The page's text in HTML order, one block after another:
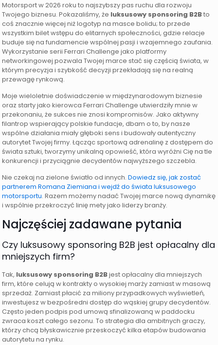
Motorsport w 2026 roku to najszybszy pas ruchu dla rozwoju
Twojego biznesu. Pokazaliśmy, że luksusowy sponsoring B2Bto
coś znacznie więcej niż logotyp na masce bolidu; to przede
wszystkim bilet wstępu do elitarnych społeczności, gdzie relacje
buduje się na fundamencie wspólnej pasji i wzajemnego zaufania.
Wykorzystanie serii Ferrari Challenge jako platformy
networkingowej pozwala Twojej marce stać się częścią świata, w
którym precyzja i szybkość decyzji przekładają się na realną
przewagę rynkową.
Moje wieloletnie doświadczenie w międzynarodowym biznesie
oraz starty jako kierowca Ferrari Challenge utwierdziły mnie w
przekonaniu, że sukces nie znosi kompromisów. Jako aktywny
filantrop wspierający polskie fundacje, dbam o to, by nasze
wspólne działania miały głęboki sens i budowały autentyczny
autorytet Twojej firmy. Łącząc sportową adrenalinę z dostępem do
świata sztuki, tworzymy unikalną opowieść, która wyróżni Cię na tle
konkurencji i przyciągnie decydentów najwyższego szczebla.
Nie czekaj na zielone światło od innych.Dowiedz się, jak zostać
partnerem Romana Ziemiana i wejdź do świata luksusowego
motorsportu. Razem możemy nadać Twojej marce nową dynamikę
i wspólnie przekroczyć linię mety jako liderzy branży.
Najczęściej zadawane pytania
Czy luksusowy sponsoring B2B jest opłacalny dla
mniejszych firm?
Tak, luksusowy sponsoring B2Bjest opłacalny dla mniejszych
firm, które celują w kontrakty o wysokiej marży zamiast w masową
sprzedaż. Zamiast płacić za miliony przypadkowych wyświetleń,
inwestujesz w bezpośredni dostęp do wąskiej grupy decydentów.
Często jeden podpis pod umową sfinalizowaną w paddocku
zwraca koszt całego sezonu. To strategia dla ambitnych graczy,
którzy chcą błyskawicznie przeskoczyć kilka etapów budowania
autorytetu na rynku.